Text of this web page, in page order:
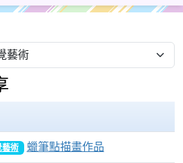
學年度
藝術 蠟筆點描畫作品